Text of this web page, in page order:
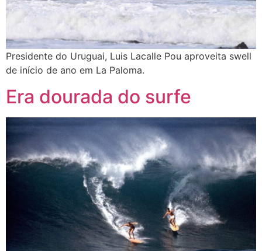
Presidente do Uruguai, Luis Lacalle Pou aproveita swell
de início de ano em La Paloma.
Era dourada do surfe